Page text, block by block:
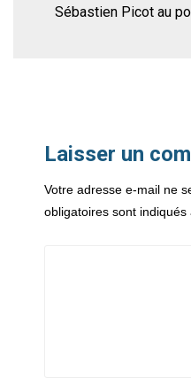
Sébastien Picot au
Laisser un
Votre adresse e-mail ne
obligatoires sont indiqués